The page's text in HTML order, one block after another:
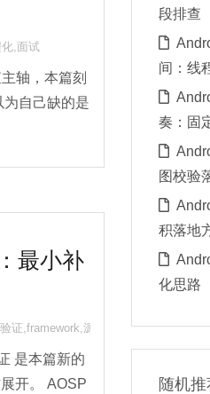
,面试
轴，本篇刻
自己缺的是
最小补
补丁验证：源码跳转排查思路
证,framework,源码阅读
是本篇新的
开。 AOSP
段排查
间：线
奏：固
图校验
积落地
化思路
随机推